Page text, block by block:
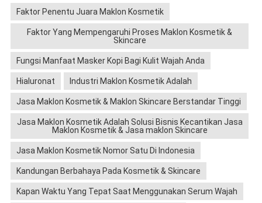
Faktor Penentu Juara Maklon Kosmetik
Faktor Yang Mempengaruhi Proses Maklon Kosmetik &
Skincare
Fungsi Manfaat Masker Kopi Bagi Kulit Wajah Anda
Hialuronat Industri Maklon Kosmetik Adalah
Jasa Maklon Kosmetik & Maklon Skincare Berstandar Tinggi
Jasa Maklon Kosmetik Adalah Solusi Bisnis Kecantikan Jasa
Maklon Kosmetik & Jasa maklon Skincare
Jasa Maklon Kosmetik Nomor Satu Di Indonesia
Kandungan Berbahaya Pada Kosmetik & Skincare
Kapan Waktu Yang Tepat Saat Menggunakan Serum Wajah